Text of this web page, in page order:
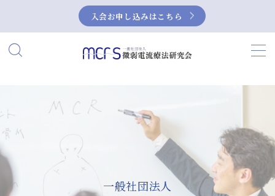
入会お申し込みはこちら
MENU
当研究会について
私たちの活動
微弱電流とは？ 一般社団法人